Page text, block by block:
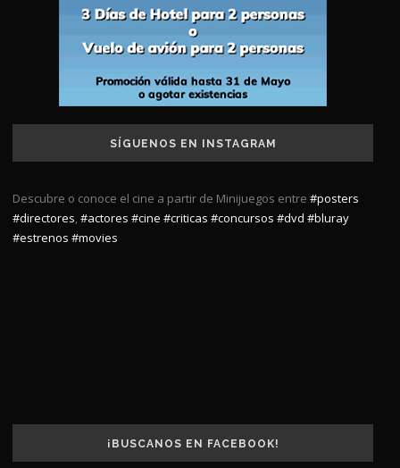
SÍGUENOS EN INSTAGRAM
Descubre o conoce el cine a partir de Minijuegos entre #posters
#directores,#actores #cine #criticas #concursos #dvd #bluray
#estrenos #movies
¡BUSCANOS EN FACEBOOK!